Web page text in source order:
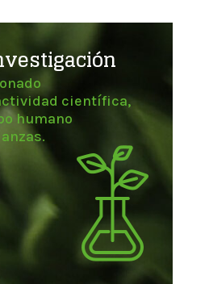
científica,
humano